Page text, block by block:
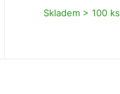
Skladem > 100 ks